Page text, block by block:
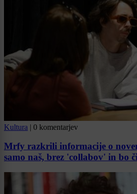
Kultura | 0 komentarjev
Mrfy razkrili informacije o
samo naš, brez 'collabov' in bo